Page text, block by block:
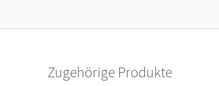
Seidl, Jennifer; Toal, Eleanor; Humphreys, Niamh; Sehan,
Zugehörige Produkte